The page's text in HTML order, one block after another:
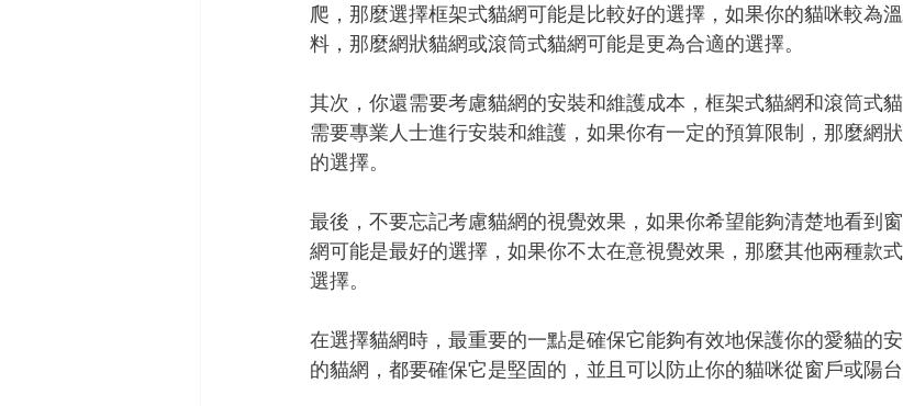
爬，那麼選擇框架式貓網可能是比較好的選擇，如果你的貓咪較為
料，那麼網狀貓網或滾筒式貓網可能是更為合適的選擇。
其次，你還需要考慮貓網的安裝和維護成本，框架式貓網和滾筒式
需要專業人士進行安裝和維護，如果你有一定的預算限制，那麼網
的選擇。
最後，不要忘記考慮貓網的視覺效果，如果你希望能夠清楚地看到
網可能是最好的選擇，如果你不太在意視覺效果，那麼其他兩種款
選擇。
在選擇貓網時，最重要的一點是確保它能夠有效地保護你的愛貓的
的貓網，都要確保它是堅固的，並且可以防止你的貓咪從窗戶或陽台